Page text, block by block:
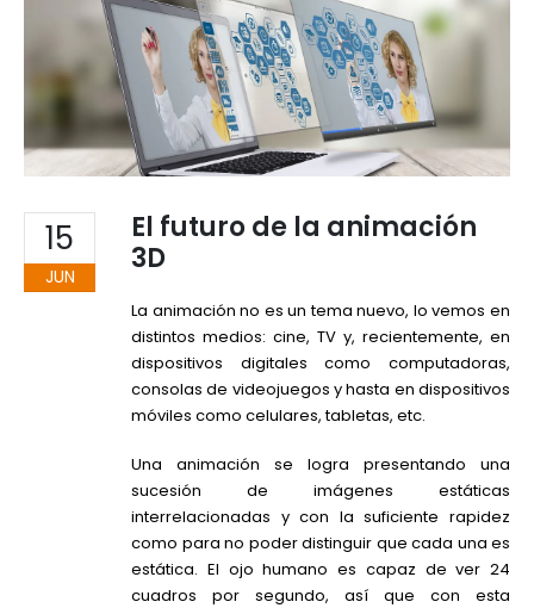
15
JUN
El futuro de la animación
3D
La animación no es un tema nuevo, lo vemos en
distintos medios: cine, TV y, recientemente, en
dispositivos digitales como computadoras,
consolas de videojuegos y hasta en dispositivos
móviles como celulares, tabletas, etc.
Una animación se logra presentando una
sucesión de imágenes estáticas
interrelacionadas y con la suficiente rapidez
como para no poder distinguir que cada una es
estática. El ojo humano es capaz de ver 24
cuadros por segundo, así que con esta